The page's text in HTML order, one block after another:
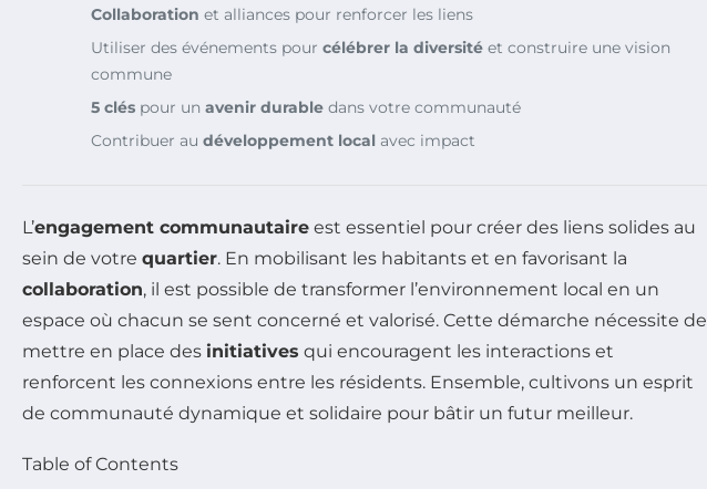
Collaboration et alliances pour renforcer les liens
Utiliser des événements pour célébrer la diversité et construire une vision
commune
5 clés pour un avenir durable dans votre communauté
Contribuer au développement local avec impact
L’engagement communautaire est essentiel pour créer des liens solides au
sein de votre quartier. En mobilisant les habitants et en favorisant la
collaboration, il est possible de transformer l’environnement local en un
espace où chacun se sent concerné et valorisé. Cette démarche nécessite de
mettre en place des initiatives qui encouragent les interactions et
renforcent les connexions entre les résidents. Ensemble, cultivons un esprit
de communauté dynamique et solidaire pour bâtir un futur meilleur.
Table of Contents